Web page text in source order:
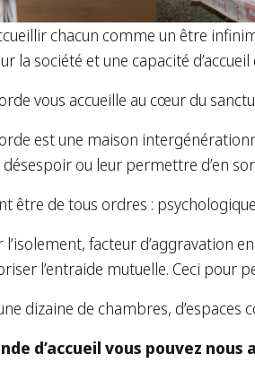
chacun comme un être
la société et une capacité
vous accueille au cœur du
est une maison
ou leur permettre d’en
être de tous ordres :
l’isolement, facteur
l’entraide mutuelle. Ceci
dizaine de chambres,
d’accueil vous pouvez nous